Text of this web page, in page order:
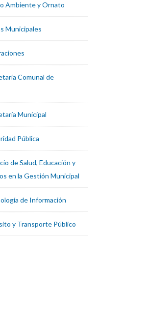
Ambiente y Ornato
Municipales
Comunal de
Municipal
Pública
de Salud, Educación y
en la Gestión Municipal
de Información
y Transporte Público